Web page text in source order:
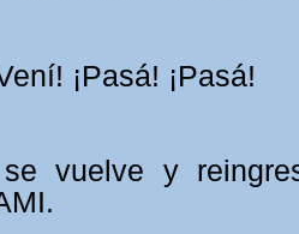
¡Pasá! ¡Pasá!
vuelve y